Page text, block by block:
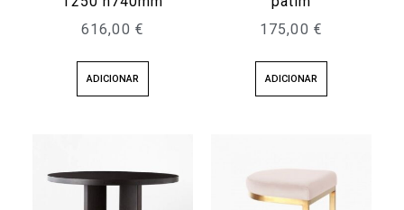
616,00 €
ADICIONAR
175,00 €
ADICIONAR